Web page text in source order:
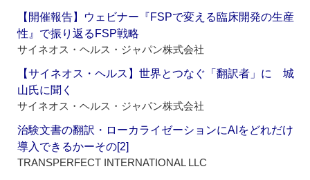
【開催報告】ウェビナー『FSPで変える臨床開発の生産
性』で振り返るFSP戦略
サイネオス・ヘルス・ジャパン株式会社
【サイネオス・ヘルス】世界とつなぐ「翻訳者」に 城
山氏に聞く
サイネオス・ヘルス・ジャパン株式会社
治験文書の翻訳・ローカライゼーションにAIをどれだけ
導入できるかーその[2]
TRANSPERFECT INTERNATIONAL LLC